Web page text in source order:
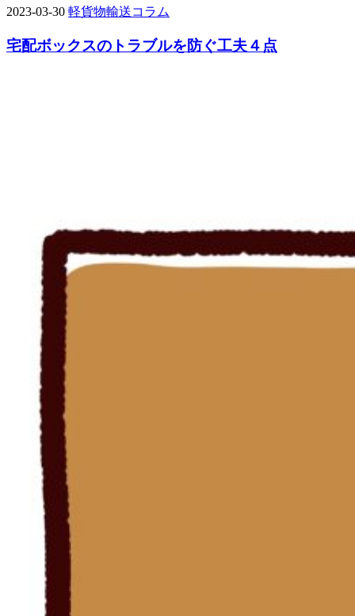
2023-03-30 軽貨物輸送コラム
宅配ボックスのトラブルを防ぐ工夫４点